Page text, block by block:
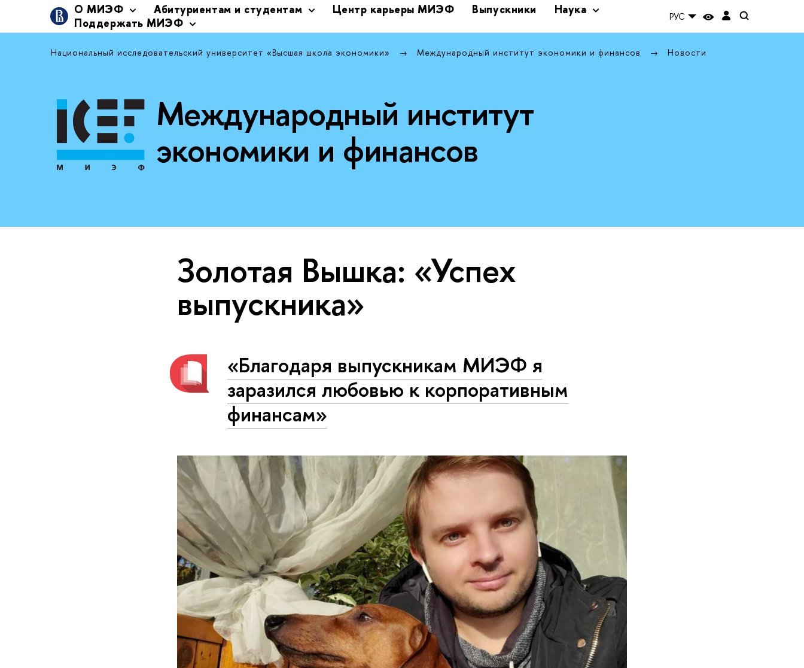
О МИЭФ Абитуриентам и студентам Центр карьеры МИЭФ Выпускники
Наука
Поддержать МИЭФ
РУС
Национальный исследовательский университет «Высшая школа экономики» Международный институт экономики и финансов Новости
Международный институт
экономики и финансов
Золотая Вышка: «Успех
выпускника»
«Благодаря выпускникам МИЭФ я
заразился любовью к корпоративным
финансам»